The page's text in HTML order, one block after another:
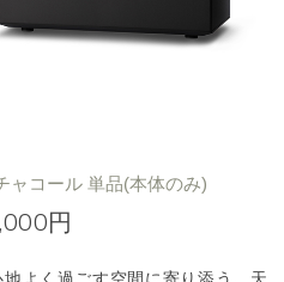
ャコール 単品(本体のみ)
円
地よく過ごす空間に寄り添う、天